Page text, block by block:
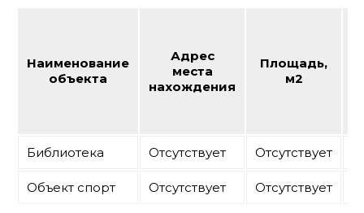
Наименование
объекта
Адрес
места
нахождения
Площадь,
м2
Библиотека Отсутствует Отсутствует
Объект спорт Отсутствует Отсутствует